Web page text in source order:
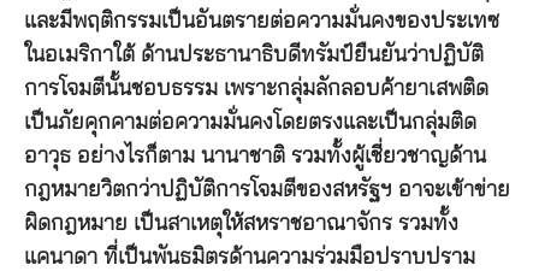
และมีพฤติกรรมเป็นอันตรายต่อความมั่นคงของประเทซ
ในอเมริกาใต้ ด้านประธานาธิบดีทรัมป์ยืนยันว่าปฏิบัติ
การโจมตีนั้นชอบธรรม เพราะกลุ่มลักลอบค้ายาเสพติด
เป็นภัยคุกคามต่อความมั่นคงโดยตรงและเป็นกลุ่มติด
อาวุธ อย่างไรก็ตาม นานาชาติ รวมทั้งผู้เชี่ยวชาญด้าน
กฎหมายวิตกว่าปฏิบัติการโจมตีของสหรัฐฯ อาจะเข้าข่าย
ผิดกฎหมาย เป็นสาเหตุให้สหราชอาณาจักร รวมทั้ง
แคนาดา ที่เป็นพันธมิตรด้านความร่วมมือปราบปราม